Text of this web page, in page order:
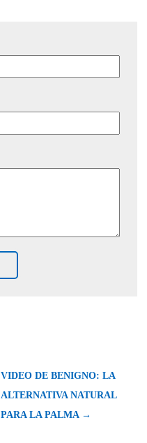
VIDEO DE BENIGNO: LA
ALTERNATIVA NATURAL
PARA LA PALMA →